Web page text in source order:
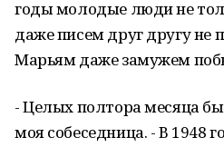
годы молодые люди не
даже писем друг другу не
Марьям даже замужем
- Целых полтора месяца
моя собеседница. - В 1948